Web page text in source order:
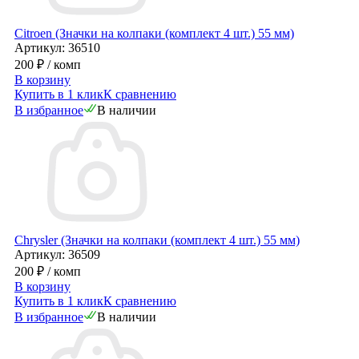
Citroen (Значки на колпаки (комплект 4 шт.) 55 мм)
Артикул: 36510
200 ₽ / комп
В корзину
Купить в 1 кликК сравнению
В избранное
В наличии
Chrysler (Значки на колпаки (комплект 4 шт.) 55 мм)
Артикул: 36509
200 ₽ / комп
В корзину
Купить в 1 кликК сравнению
В избранное
В наличии